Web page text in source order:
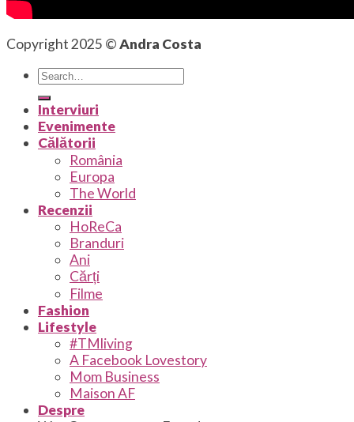
Copyright 2025 ©Andra Costa
Interviuri
Evenimente
Călătorii
România
Europa
The World
Recenzii
HoReCa
Branduri
Ani
Cărți
Filme
Fashion
Lifestyle
#TMliving
A Facebook Lovestory
Mom Business
Maison AF
Despre